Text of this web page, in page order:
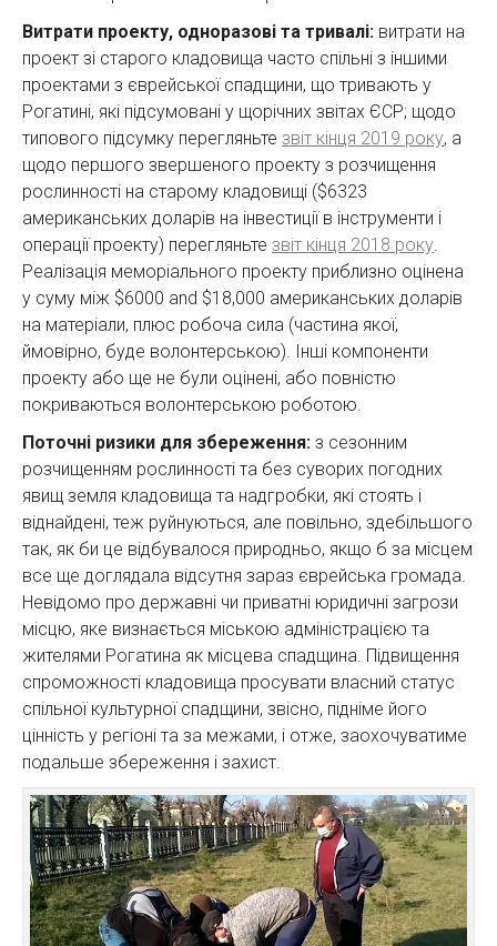
Витрати проекту, одноразові та тривалі: витрати на
проект зі старого кладовища часто спільні з іншими
проектами з єврейської спадщини, що тривають у
Рогатині, які підсумовані у щорічних звітах ЄСР; щодо
типового підсумку перегляньте звіт кінця 2019 року, а
щодо першого звершеного проекту з розчищення
рослинності на старому кладовищі ($6323
американських доларів на інвестиції в інструменти і
операції проекту) перегляньте звіт кінця 2018 року.
Реалізація меморіального проекту приблизно оцінена
у суму між $6000 and $18,000 американських доларів
на матеріали, плюс робоча сила (частина якої,
ймовірно, буде волонтерською). Інші компоненти
проекту або ще не були оцінені, або повністю
покриваються волонтерською роботою.
Поточні ризики для збереження: з сезонним
розчищенням рослинності та без суворих погодних
явищ земля кладовища та надгробки, які стоять і
віднайдені, теж руйнуються, але повільно, здебільшого
так, як би це відбувалося природньо, якщо б за місцем
все ще доглядала відсутня зараз єврейська громада.
Невідомо про державні чи приватні юридичні загрози
місцю, яке визнається міською адміністрацією та
жителями Рогатина як місцева спадщина. Підвищення
спроможності кладовища просувати власний статус
спільної культурної спадщини, звісно, підніме його
цінність у регіоні та за межами, і отже, заохочуватиме
подальше збереження і захист.